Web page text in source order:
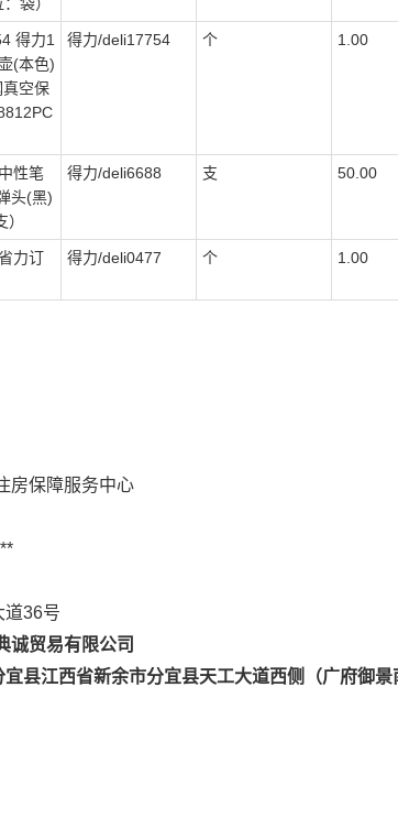
得力1
(本色)
空保
得力/deli17754 个 1.00
性笔
头(黑)
）
得力/deli6688 支 50.00
力订
得力/deli0477 个 1.00
房保障服务中心
道36号
诚贸易有限公司
宜县江西省新余市分宜县天工大道西侧（广府御